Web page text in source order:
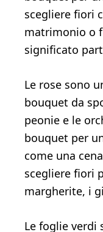
scegliere fiori
matrimonio o
significato
Le rose sono
bouquet da
peonie e le
bouquet per
come una
scegliere fiori
margherite, i
Le foglie verdi